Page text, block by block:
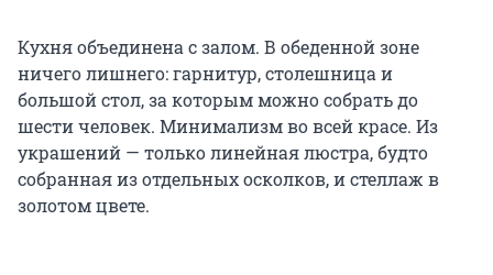
Кухня объединена с залом. В обеденной зоне
ничего лишнего: гарнитур, столешница и
большой стол, за которым можно собрать до
шести человек. Минимализм во всей красе. Из
украшений — только линейная люстра, будто
собранная из отдельных осколков, и стеллаж в
золотом цвете.